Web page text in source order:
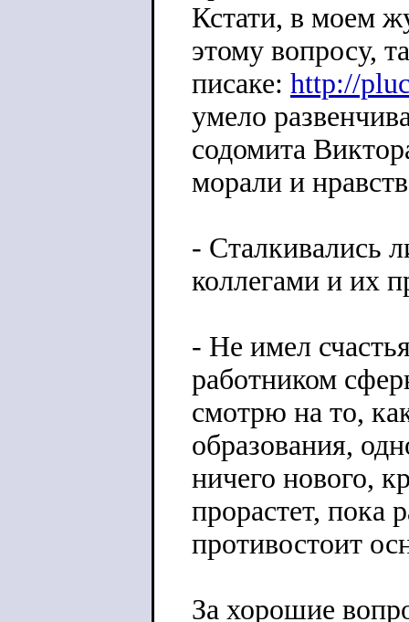
Кстати, в моем
этому вопросу,
писаке: http://
умело
содомита
морали и
- Сталкивались
коллегами и их
- Не имел
работником
смотрю на то,
образования,
ничего нового,
прорастет, пока
противостоит
За хорошие